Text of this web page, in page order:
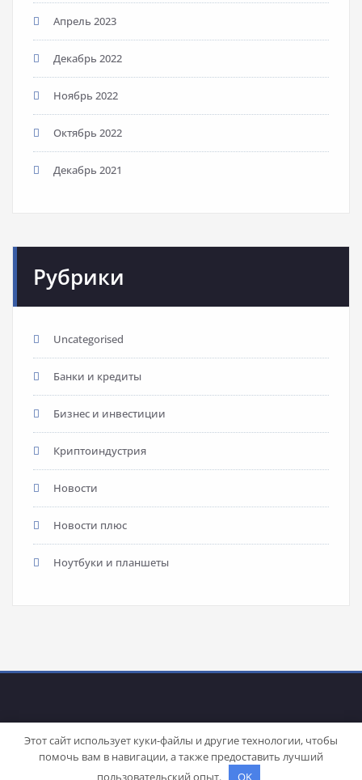
Апрель 2023
Декабрь 2022
Ноябрь 2022
Октябрь 2022
Декабрь 2021
Рубрики
Uncategorised
Банки и кредиты
Бизнес и инвестиции
Криптоиндустрия
Новости
Новости плюс
Ноутбуки и планшеты
WordPress | Theme: Stacyby SpiceThemes
Этот сайт использует куки-файлы и другие технологии, чтобы
помочь вам в навигации, а также предоставить лучший
пользовательский опыт.
OK